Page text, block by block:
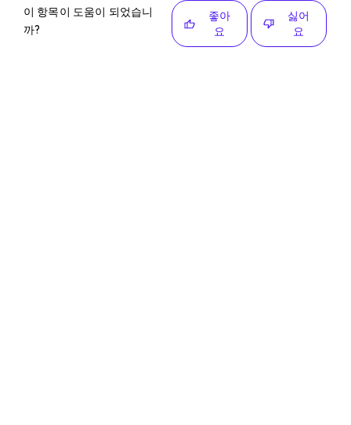
이 항목이 도움이 되었습니
까?
좋아
요
싫어
요